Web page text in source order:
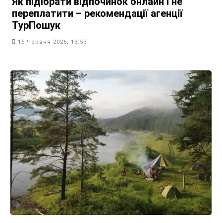
переплатити – рекомендації агенції
ТурПошук
15 Червня 2026, 13:53